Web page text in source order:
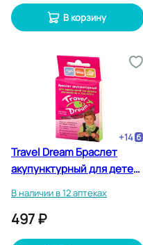
В корзину
+14
Travel Dream Браслет
акупунктурный для детей
В наличии в 12 аптеках
497 ₽